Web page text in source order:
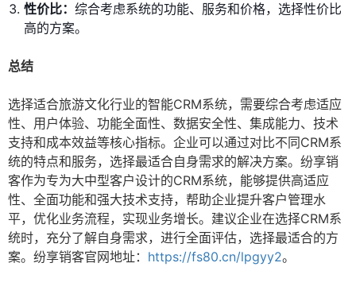
性价比： 综合考虑系统的功能、服务和价格，选择性价比
高的方案。
总结
选择适合旅游文化行业的智能CRM系统，需要综合考虑适应
性、用户体验、功能全面性、数据安全性、集成能力、技术
支持和成本效益等核心指标。企业可以通过对比不同CRM系
统的特点和服务，选择最适合自身需求的解决方案。纷享销
客作为专为大中型客户设计的CRM系统，能够提供高适应
性、全面功能和强大技术支持，帮助企业提升客户管理水
平，优化业务流程，实现业务增长。建议企业在选择CRM系
统时，充分了解自身需求，进行全面评估，选择最适合的方
案。纷享销客官网地址： https://fs80.cn/lpgyy2。